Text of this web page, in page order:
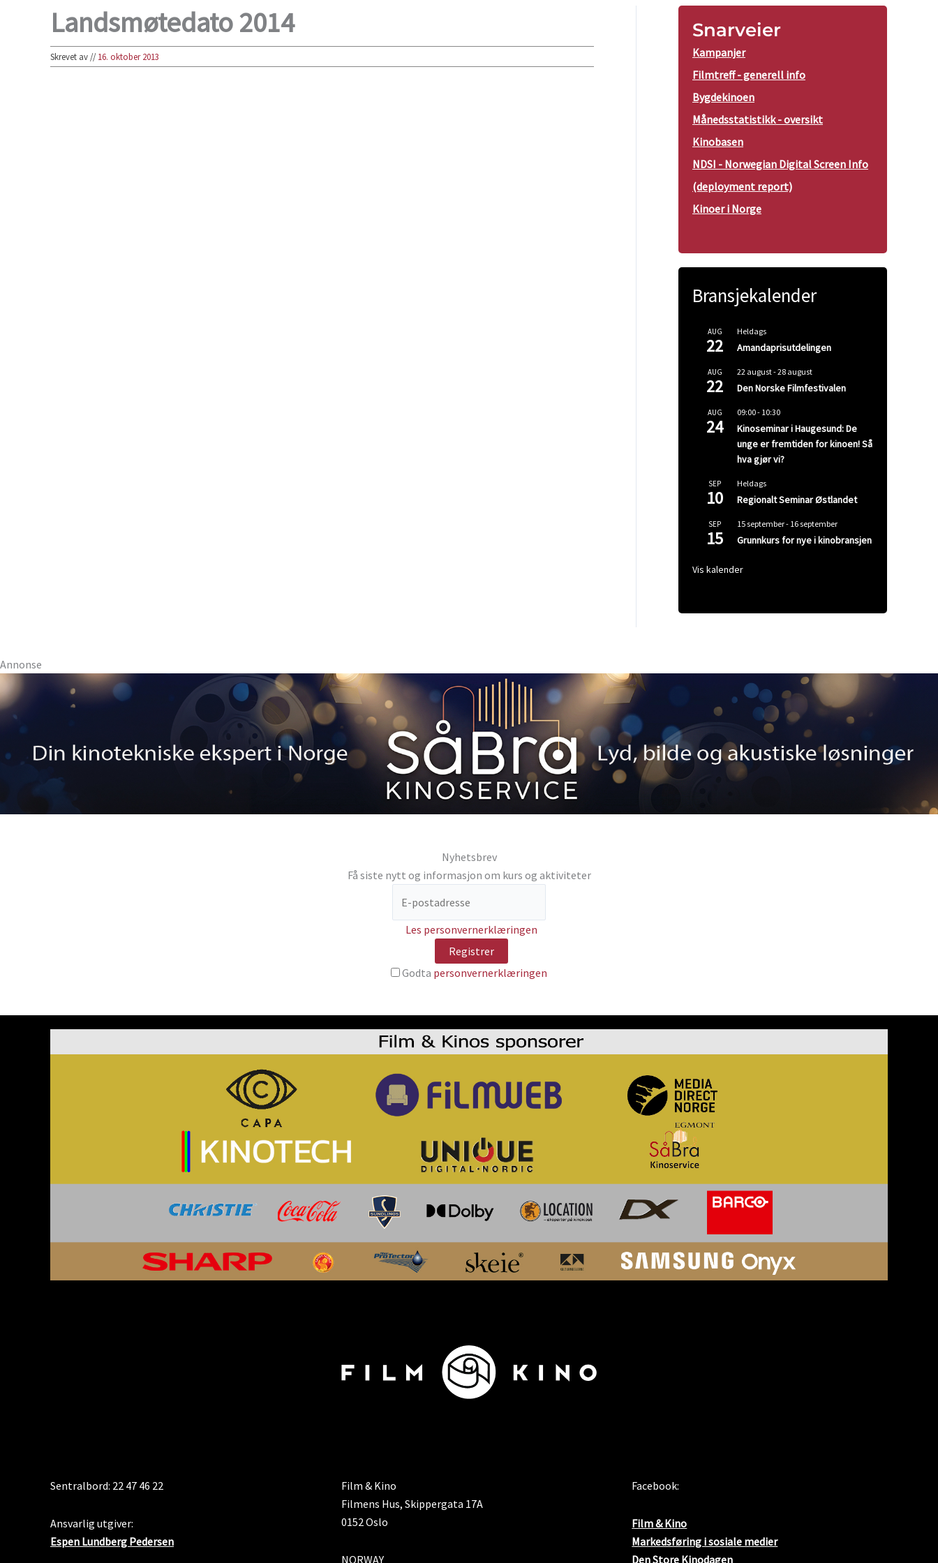
Landsmøtedato 2014
Skrevet av//16. oktober 2013
Snarveier
Kampanjer
Filmtreff - generell info
Bygdekinoen
Månedsstatistikk - oversikt
Kinobasen
NDSI - Norwegian Digital Screen Info
(deployment report)
Kinoer i Norge
Bransjekalender
AUG
22
Heldags
Amandaprisutdelingen
AUG
22
22 august-28 august
Den Norske Filmfestivalen
AUG
24
09:00- 10:30
Kinoseminar i Haugesund: De
unge er fremtiden for kinoen! Så
hva gjør vi?
SEP
10
Heldags
Regionalt Seminar Østlandet
SEP
15
15 september- 16 september
Grunnkurs for nye i kinobransjen
Vis kalender
Annonse
Nyhetsbrev
Få siste nytt og informasjon om kurs og aktiviteter
Les personvernerklæringen
Godta personvernerklæringen
Sentralbord: 22 47 46 22
Ansvarlig utgiver:
Espen Lundberg Pedersen
Film & Kino
Filmens Hus, Skippergata 17A
0152 Oslo
NORWAY
Facebook:
Film & Kino
Markedsføring i sosiale medier
Den Store Kinodagen